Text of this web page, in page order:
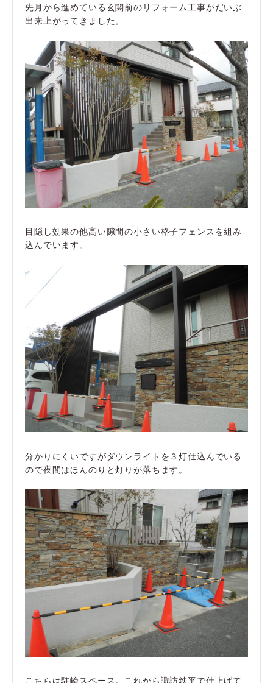
先月から進めている玄関前のリフォーム工事がだいぶ
出来上がってきました。
目隠し効果の他高い隙間の小さい格子フェンスを組み
込んでいます。
分かりにくいですがダウンライトを３灯仕込んでいる
ので夜間はほんのりと灯りが落ちます。
こちらは駐輪スペース。これから諏訪鉄平で仕上げて